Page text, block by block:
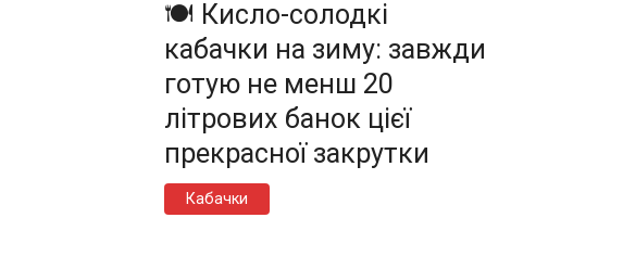
🍽️ Кисло-солодкі
кабачки на зиму: завжди
готую не менш 20
літрових банок цієї
прекрасної закрутки
Кабачки